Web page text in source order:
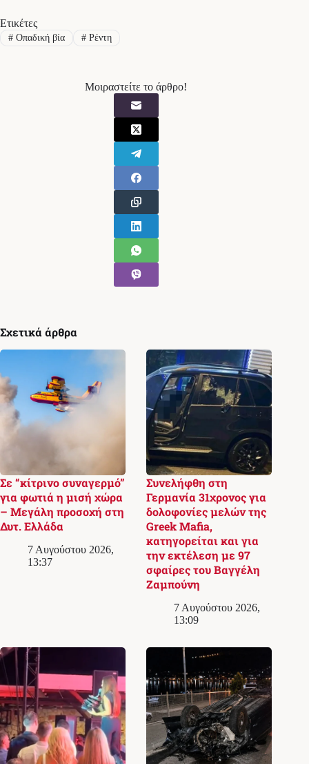
Ετικέτες
#Οπαδική βία #Ρέντη
Μοιραστείτε το άρθρο!
Σχετικά άρθρα
Σε “κίτρινο συναγερμό”
για φωτιά η μισή χώρα
– Μεγάλη προσοχή στη
Δυτ. Ελλάδα
7 Αυγούστου 2026,
13:37
Συνελήφθη στη
Γερμανία 31χρονος για
δολοφονίες μελών της
Greek Mafia,
κατηγορείται και για
την εκτέλεση με 97
σφαίρες του Βαγγέλη
Ζαμπούνη
7 Αυγούστου 2026,
13:09